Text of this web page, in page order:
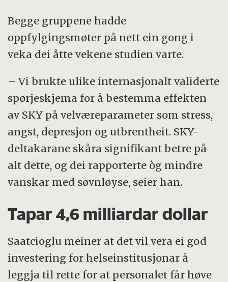
Begge gruppene hadde
oppfylgingsmøter på nett ein gong i
veka dei åtte vekene studien varte.
– Vi brukte ulike internasjonalt validerte
spørjeskjema for å bestemma effekten
av SKY på velværeparameter som stress,
angst, depresjon og utbrentheit. SKY-
deltakarane skåra signifikant betre på
alt dette, og dei rapporterte òg mindre
vanskar med søvnløyse, seier han.
Tapar 4,6 milliardar dollar
Saatcioglu meiner at det vil vera ei god
investering for helseinstitusjonar å
leggja til rette for at personalet får høve